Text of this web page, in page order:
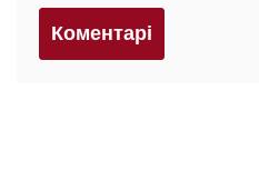
Коментарi